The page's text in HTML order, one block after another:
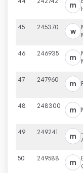
m
45 245370 w
46 246935 m
47 247960 m
48 248300 m
49 249241 m
50 249588 m